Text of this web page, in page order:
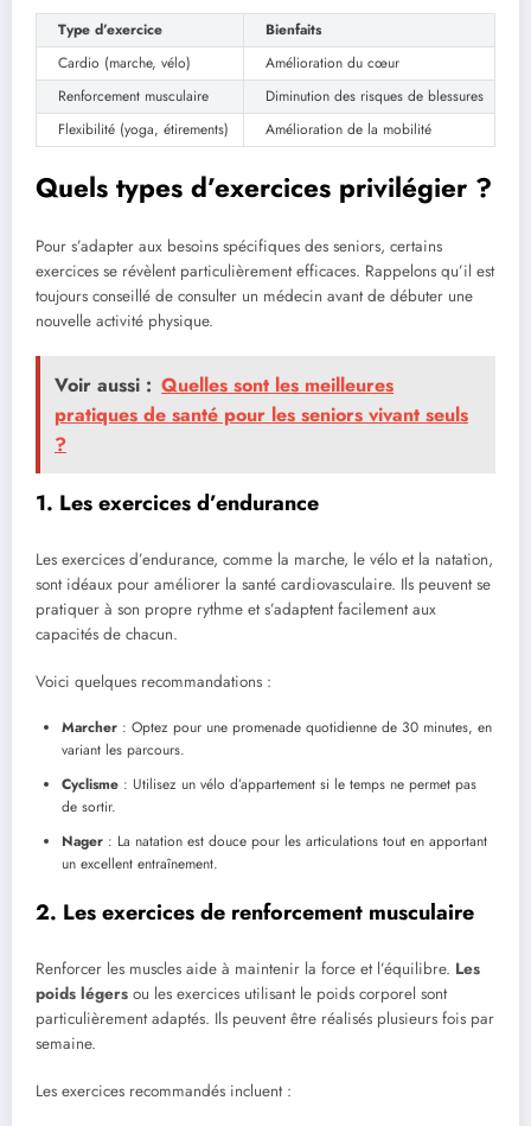
Type d’exercice
Bienfaits
Cardio (marche, vélo)
Amélioration du cœur
Renforcement musculaire
Diminution des risques de blessures
Flexibilité (yoga, étirements)
Amélioration de la mobilité
Quels types d’exercices privilégier ?
Pour s’adapter aux besoins spécifiques des seniors, certains
exercices se révèlent particulièrement efficaces. Rappelons qu’il est
toujours conseillé de consulter un médecin avant de débuter une
nouvelle activité physique.
Voir aussi : Quelles sont les meilleures
pratiques de santé pour les seniors vivant seuls
?
1. Les exercices d’endurance
Les exercices d’endurance, comme la marche, le vélo et la natation,
sont idéaux pour améliorer la santé cardiovasculaire. Ils peuvent se
pratiquer à son propre rythme et s’adaptent facilement aux
capacités de chacun.
Voici quelques recommandations :
Marcher : Optez pour une promenade quotidienne de 30 minutes, en
variant les parcours.
Cyclisme : Utilisez un vélo d’appartement si le temps ne permet pas
de sortir.
Nager : La natation est douce pour les articulations tout en apportant
un excellent entraînement.
2. Les exercices de renforcement musculaire
Renforcer les muscles aide à maintenir la force et l’équilibre. Les
poids légers ou les exercices utilisant le poids corporel sont
particulièrement adaptés. Ils peuvent être réalisés plusieurs fois par
semaine.
Les exercices recommandés incluent :